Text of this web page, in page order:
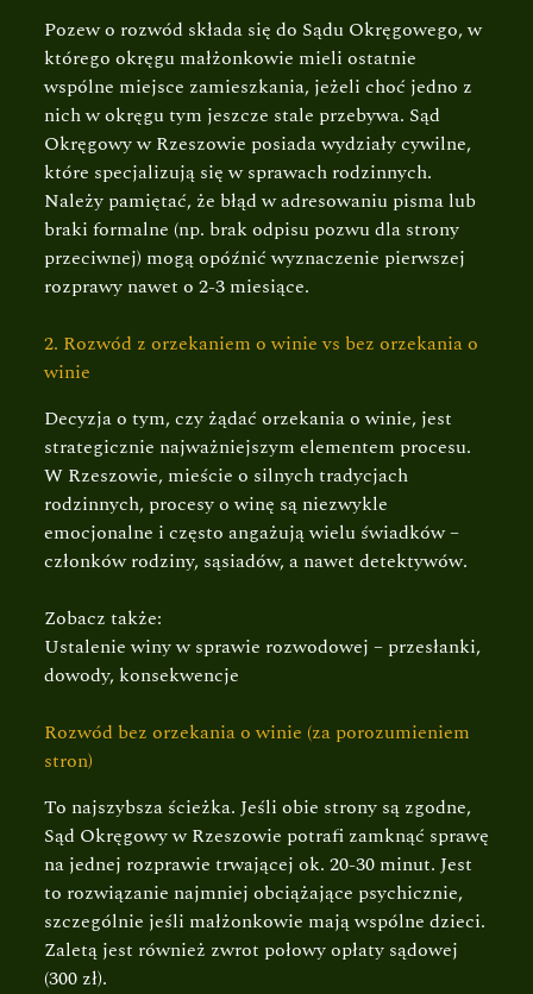
Pozew o rozwód składa się do Sądu Okręgowego, w
którego okręgu małżonkowie mieli ostatnie
wspólne miejsce zamieszkania, jeżeli choć jedno z
nich w okręgu tym jeszcze stale przebywa. Sąd
Okręgowy w Rzeszowie posiada wydziały cywilne,
które specjalizują się w sprawach rodzinnych.
Należy pamiętać, że błąd w adresowaniu pisma lub
braki formalne (np. brak odpisu pozwu dla strony
przeciwnej) mogą opóźnić wyznaczenie pierwszej
rozprawy nawet o 2-3 miesiące.
2. Rozwód z orzekaniem o winie vs bez orzekania o
winie
Decyzja o tym, czy żądać orzekania o winie, jest
strategicznie najważniejszym elementem procesu.
W Rzeszowie, mieście o silnych tradycjach
rodzinnych, procesy o winę są niezwykle
emocjonalne i często angażują wielu świadków –
członków rodziny, sąsiadów, a nawet detektywów.
Zobacz także:
Ustalenie winy w sprawie rozwodowej – przesłanki,
dowody, konsekwencje
Rozwód bez orzekania o winie (za porozumieniem
stron)
To najszybsza ścieżka. Jeśli obie strony są zgodne,
Sąd Okręgowy w Rzeszowie potrafi zamknąć sprawę
na jednej rozprawie trwającej ok. 20-30 minut. Jest
to rozwiązanie najmniej obciążające psychicznie,
szczególnie jeśli małżonkowie mają wspólne dzieci.
Zaletą jest również zwrot połowy opłaty sądowej
(300 zł).